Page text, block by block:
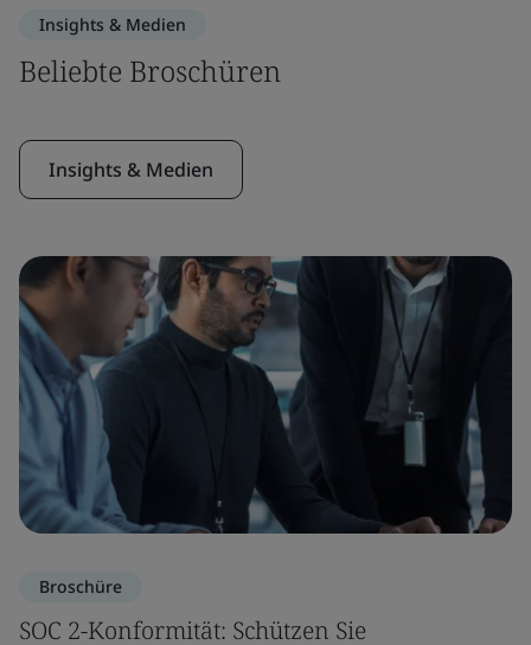
Insights & Medien
Beliebte Broschüren
Insights & Medien
Broschüre
SOC 2-Konformität: Schützen Sie